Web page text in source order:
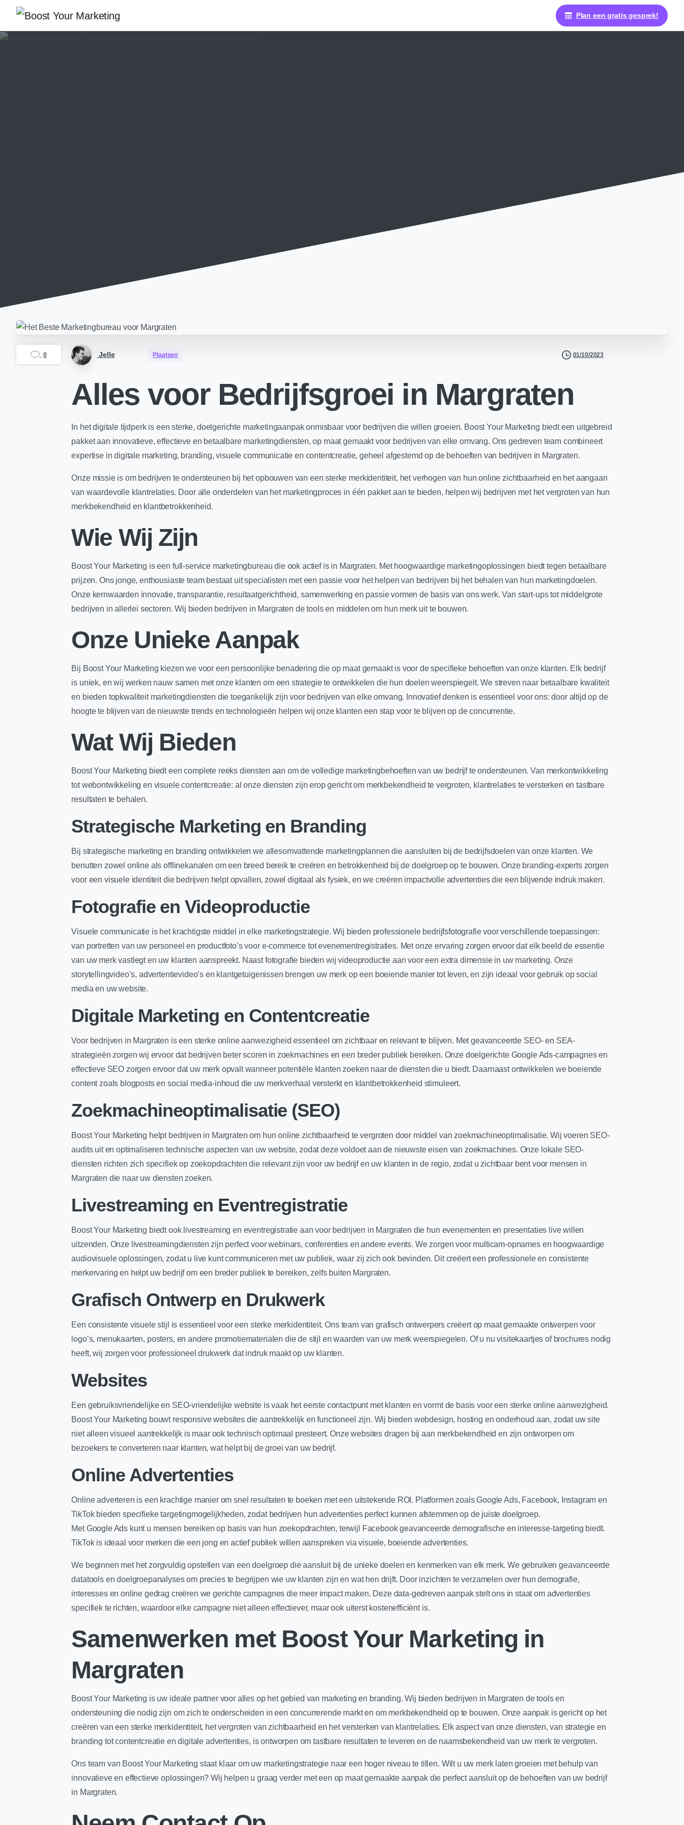
Plan een gratis gesprek!
0 Jelle Plaatsen 01/10/2023
Alles voor Bedrijfsgroei in Margraten
In het digitale tijdperk is een sterke, doelgerichte marketingaanpak onmisbaar voor bedrijven die willen groeien. Boost Your Marketing biedt een uitgebreid
pakket aan innovatieve, effectieve en betaalbare marketingdiensten, op maat gemaakt voor bedrijven van elke omvang. Ons gedreven team combineert
expertise in digitale marketing, branding, visuele communicatie en contentcreatie, geheel afgestemd op de behoeften van bedrijven in Margraten.
Onze missie is om bedrijven te ondersteunen bij het opbouwen van een sterke merkidentiteit, het verhogen van hun online zichtbaarheid en het aangaan
van waardevolle klantrelaties. Door alle onderdelen van het marketingproces in één pakket aan te bieden, helpen wij bedrijven met het vergroten van hun
merkbekendheid en klantbetrokkenheid.
Wie Wij Zijn
Boost Your Marketing is een full-service marketingbureau die ook actief is in Margraten. Met hoogwaardige marketingoplossingen biedt tegen betaalbare
prijzen. Ons jonge, enthousiaste team bestaat uit specialisten met een passie voor het helpen van bedrijven bij het behalen van hun marketingdoelen.
Onze kernwaarden innovatie, transparantie, resultaatgerichtheid, samenwerking en passie vormen de basis van ons werk. Van start-ups tot middelgrote
bedrijven in allerlei sectoren. Wij bieden bedrijven in Margraten de tools en middelen om hun merk uit te bouwen.
Onze Unieke Aanpak
Bij Boost Your Marketing kiezen we voor een persoonlijke benadering die op maat gemaakt is voor de specifieke behoeften van onze klanten. Elk bedrijf
is uniek, en wij werken nauw samen met onze klanten om een strategie te ontwikkelen die hun doelen weerspiegelt. We streven naar betaalbare kwaliteit
en bieden topkwaliteit marketingdiensten die toegankelijk zijn voor bedrijven van elke omvang. Innovatief denken is essentieel voor ons: door altijd op de
hoogte te blijven van de nieuwste trends en technologieën helpen wij onze klanten een stap voor te blijven op de concurrentie.
Wat Wij Bieden
Boost Your Marketing biedt een complete reeks diensten aan om de volledige marketingbehoeften van uw bedrijf te ondersteunen. Van merkontwikkeling
tot webontwikkeling en visuele contentcreatie: al onze diensten zijn erop gericht om merkbekendheid te vergroten, klantrelaties te versterken en tastbare
resultaten te behalen.
Strategische Marketing en Branding
Bij strategische marketing en branding ontwikkelen we allesomvattende marketingplannen die aansluiten bij de bedrijfsdoelen van onze klanten. We
benutten zowel online als offlinekanalen om een breed bereik te creëren en betrokkenheid bij de doelgroep op te bouwen. Onze branding-experts zorgen
voor een visuele identiteit die bedrijven helpt opvallen, zowel digitaal als fysiek, en we creëren impactvolle advertenties die een blijvende indruk maken.
Fotografie en Videoproductie
Visuele communicatie is het krachtigste middel in elke marketingstrategie. Wij bieden professionele bedrijfsfotografie voor verschillende toepassingen:
van portretten van uw personeel en productfoto’s voor e-commerce tot evenementregistraties. Met onze ervaring zorgen ervoor dat elk beeld de essentie
van uw merk vastlegt en uw klanten aanspreekt. Naast fotografie bieden wij videoproductie aan voor een extra dimensie in uw marketing. Onze
storytellingvideo’s, advertentievideo’s en klantgetuigenissen brengen uw merk op een boeiende manier tot leven, en zijn ideaal voor gebruik op social
media en uw website.
Digitale Marketing en Contentcreatie
Voor bedrijven in Margraten is een sterke online aanwezigheid essentieel om zichtbaar en relevant te blijven. Met geavanceerde SEO- en SEA-
strategieën zorgen wij ervoor dat bedrijven beter scoren in zoekmachines en een breder publiek bereiken. Onze doelgerichte Google Ads-campagnes en
effectieve SEO zorgen ervoor dat uw merk opvalt wanneer potentiële klanten zoeken naar de diensten die u biedt. Daarnaast ontwikkelen we boeiende
content zoals blogposts en social media-inhoud die uw merkverhaal versterkt en klantbetrokkenheid stimuleert.
Zoekmachineoptimalisatie (SEO)
Boost Your Marketing helpt bedrijven in Margraten om hun online zichtbaarheid te vergroten door middel van zoekmachineoptimalisatie. Wij voeren SEO-
audits uit en optimaliseren technische aspecten van uw website, zodat deze voldoet aan de nieuwste eisen van zoekmachines. Onze lokale SEO-
diensten richten zich specifiek op zoekopdrachten die relevant zijn voor uw bedrijf en uw klanten in de regio, zodat u zichtbaar bent voor mensen in
Margraten die naar uw diensten zoeken.
Livestreaming en Eventregistratie
Boost Your Marketing biedt ook livestreaming en eventregistratie aan voor bedrijven in Margraten die hun evenementen en presentaties live willen
uitzenden. Onze livestreamingdiensten zijn perfect voor webinars, conferenties en andere events. We zorgen voor multicam-opnames en hoogwaardige
audiovisuele oplossingen, zodat u live kunt communiceren met uw publiek, waar zij zich ook bevinden. Dit creëert een professionele en consistente
merkervaring en helpt uw bedrijf om een breder publiek te bereiken, zelfs buiten Margraten.
Grafisch Ontwerp en Drukwerk
Een consistente visuele stijl is essentieel voor een sterke merkidentiteit. Ons team van grafisch ontwerpers creëert op maat gemaakte ontwerpen voor
logo’s, menukaarten, posters, en andere promotiematerialen die de stijl en waarden van uw merk weerspiegelen. Of u nu visitekaartjes of brochures nodig
heeft, wij zorgen voor professioneel drukwerk dat indruk maakt op uw klanten.
Websites
Een gebruiksvriendelijke en SEO-vriendelijke website is vaak het eerste contactpunt met klanten en vormt de basis voor een sterke online aanwezigheid.
Boost Your Marketing bouwt responsive websites die aantrekkelijk en functioneel zijn. Wij bieden webdesign, hosting en onderhoud aan, zodat uw site
niet alleen visueel aantrekkelijk is maar ook technisch optimaal presteert. Onze websites dragen bij aan merkbekendheid en zijn ontworpen om
bezoekers te converteren naar klanten, wat helpt bij de groei van uw bedrijf.
Online Advertenties
Online adverteren is een krachtige manier om snel resultaten te boeken met een uitstekende ROI. Platformen zoals Google Ads, Facebook, Instagram en
TikTok bieden specifieke targetingmogelijkheden, zodat bedrijven hun advertenties perfect kunnen afstemmen op de juiste doelgroep.
Met Google Ads kunt u mensen bereiken op basis van hun zoekopdrachten, terwijl Facebook geavanceerde demografische en interesse-targeting biedt.
TikTok is ideaal voor merken die een jong en actief publiek willen aanspreken via visuele, boeiende advertenties.
We beginnen met het zorgvuldig opstellen van een doelgroep die aansluit bij de unieke doelen en kenmerken van elk merk. We gebruiken geavanceerde
datatools en doelgroepanalyses om precies te begrijpen wie uw klanten zijn en wat hen drijft. Door inzichten te verzamelen over hun demografie,
interesses en online gedrag creëren we gerichte campagnes die meer impact maken. Deze data-gedreven aanpak stelt ons in staat om advertenties
specifiek te richten, waardoor elke campagne niet alleen effectiever, maar ook uiterst kostenefficiënt is.
Samenwerken met Boost Your Marketing in
Margraten
Boost Your Marketing is uw ideale partner voor alles op het gebied van marketing en branding. Wij bieden bedrijven in Margraten de tools en
ondersteuning die nodig zijn om zich te onderscheiden in een concurrerende markt en om merkbekendheid op te bouwen. Onze aanpak is gericht op het
creëren van een sterke merkidentiteit, het vergroten van zichtbaarheid en het versterken van klantrelaties. Elk aspect van onze diensten, van strategie en
branding tot contentcreatie en digitale advertenties, is ontworpen om tastbare resultaten te leveren en de naamsbekendheid van uw merk te vergroten.
Ons team van Boost Your Marketing staat klaar om uw marketingstrategie naar een hoger niveau te tillen. Wilt u uw merk laten groeien met behulp van
innovatieve en effectieve oplossingen? Wij helpen u graag verder met een op maat gemaakte aanpak die perfect aansluit op de behoeften van uw bedrijf
in Margraten.